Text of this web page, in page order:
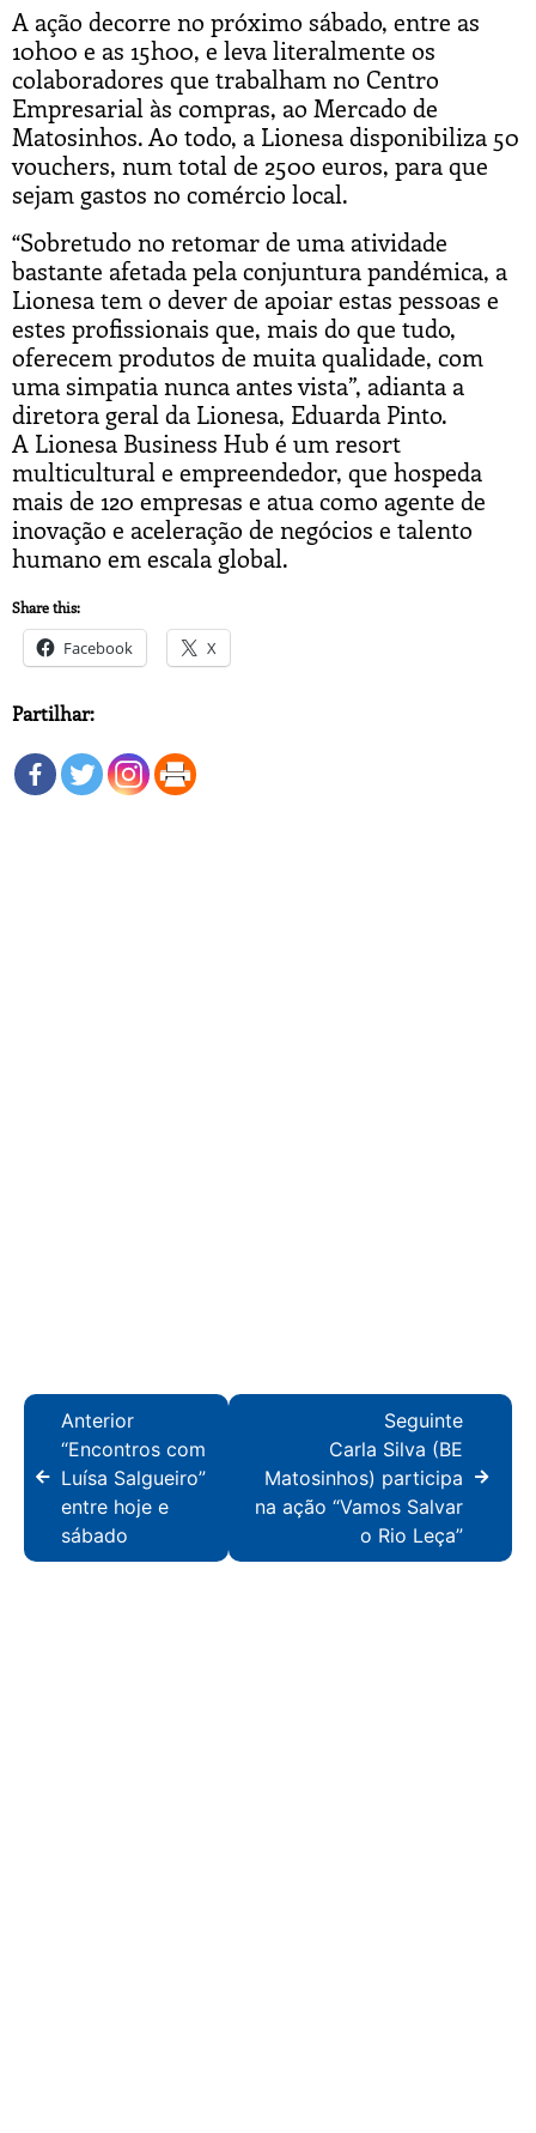
A ação decorre no próximo sábado, entre as
10h00 e as 15h00, e leva literalmente os
colaboradores que trabalham no Centro
Empresarial às compras, ao Mercado de
Matosinhos. Ao todo, a Lionesa disponibiliza 50
vouchers, num total de 2500 euros, para que
sejam gastos no comércio local.
“Sobretudo no retomar de uma atividade
bastante afetada pela conjuntura pandémica, a
Lionesa tem o dever de apoiar estas pessoas e
estes profissionais que, mais do que tudo,
oferecem produtos de muita qualidade, com
uma simpatia nunca antes vista”, adianta a
diretora geral da Lionesa, Eduarda Pinto.
A Lionesa Business Hub é um resort
multicultural e empreendedor, que hospeda
mais de 120 empresas e atua como agente de
inovação e aceleração de negócios e talento
humano em escala global.
Share this:
Facebook X
Partilhar:
Anterior
“Encontros com
Luísa Salgueiro”
entre hoje e
sábado
Seguinte
Carla Silva (BE
Matosinhos) participa
na ação “Vamos Salvar
o Rio Leça”